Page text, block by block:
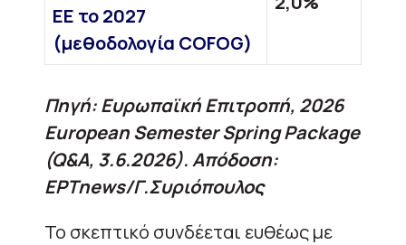
ΕΕ το 2027
(μεθοδολογία COFOG)
Πηγή: Ευρωπαϊκή Επιτροπή, 2026
European Semester Spring Package
(Q&A, 3.6.2026). Απόδοση:
ΕΡΤnews/Γ.Συριόπουλος
Το σκεπτικό συνδέεται ευθέως με